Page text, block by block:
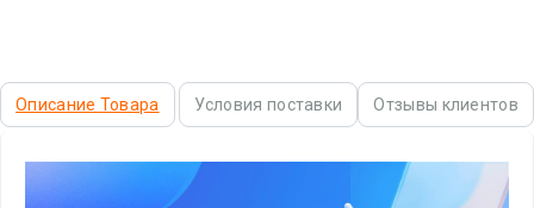
Описание Товара Условия поставки Отзывы клиентов